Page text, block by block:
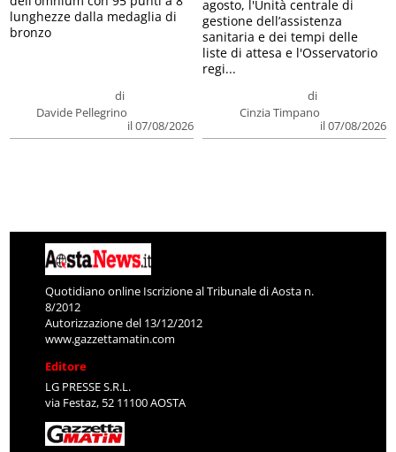
di
Davide Pellegrino
il 07/08/2026
lunghezze dalla medaglia di
bronzo
di
Cinzia Timpano
il 07/08/2026
agosto, l'Unità centrale di
gestione dell’assistenza
sanitaria e dei tempi delle
liste di attesa e l'Osservatorio
regi...
Quotidiano online Iscrizione al Tribunale di Aosta n.
8/2012
Autorizzazione del 13/12/2012
www.gazzettamatin.com
Editore
LG PRESSE S.R.L.
via Festaz, 52 11100 AOSTA